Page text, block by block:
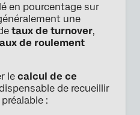
en pourcentage sur
une
taux de turnover,
de roulement
le calcul de ce
de recueillir
: